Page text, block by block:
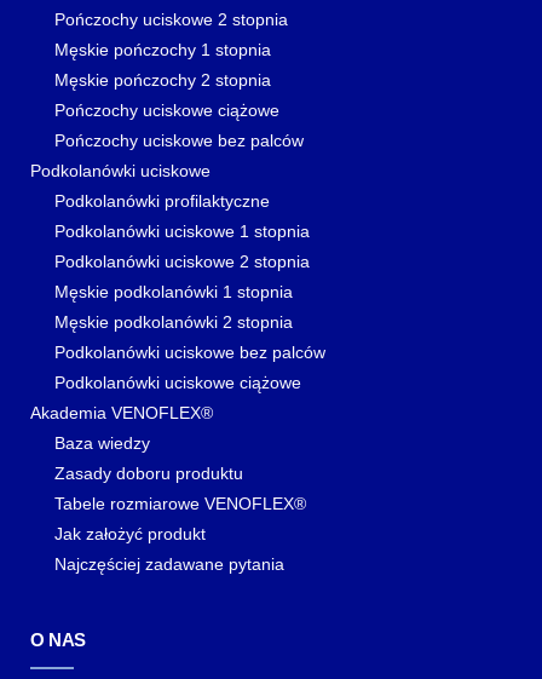
Pończochy uciskowe 2 stopnia
Męskie pończochy 1 stopnia
Męskie pończochy 2 stopnia
Pończochy uciskowe ciążowe
Pończochy uciskowe bez palców
Podkolanówki uciskowe
Podkolanówki profilaktyczne
Podkolanówki uciskowe 1 stopnia
Podkolanówki uciskowe 2 stopnia
Męskie podkolanówki 1 stopnia
Męskie podkolanówki 2 stopnia
Podkolanówki uciskowe bez palców
Podkolanówki uciskowe ciążowe
Akademia VENOFLEX®
Baza wiedzy
Zasady doboru produktu
Tabele rozmiarowe VENOFLEX®
Jak założyć produkt
Najczęściej zadawane pytania
O NAS